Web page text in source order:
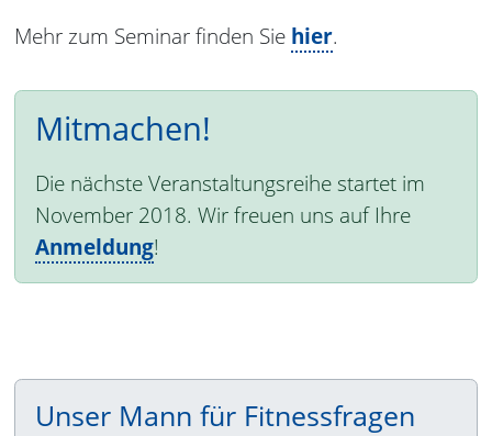
Mehr zum Seminar finden Sie hier.
Mitmachen!
Die nächste Veranstaltungsreihe startet im
November 2018. Wir freuen uns auf Ihre
Anmeldung!
Unser Mann für Fitnessfragen